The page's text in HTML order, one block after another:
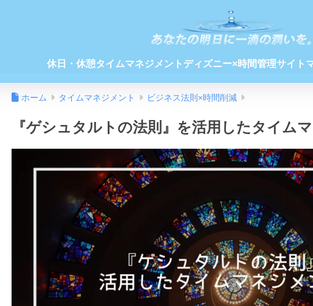
休日・休憩タイムマネジメント ディズニー×時間管理サイト
ホーム タイムマネジメント ビジネス法則×時間削減
『ゲシュタルトの法則』を活用したタイム